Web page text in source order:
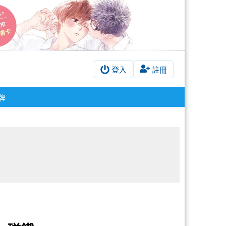
登入 註冊